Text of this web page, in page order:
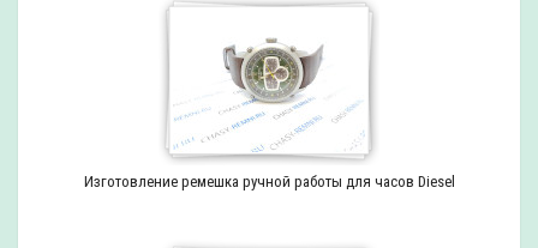
Изготовление ремешка ручной работы для часов Diesel